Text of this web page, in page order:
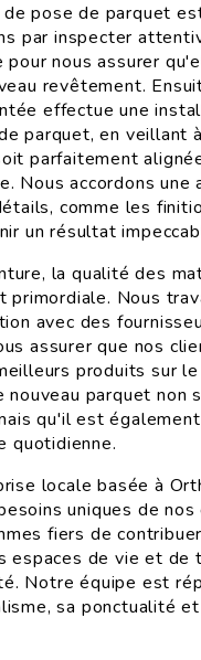
pose de parquet
par inspecter
pour nous assurer
revêtement.
effectue une
parquet, en veillant
parfaitement
Nous accordons une
comme les
un résultat
la qualité des
primordiale. Nous
avec des
assurer que nos
produits sur le
parquet non
qu'il est
quotidienne.
locale basée à
uniques de nos
fiers de
espaces de vie et de
Notre équipe est
sa ponctualité